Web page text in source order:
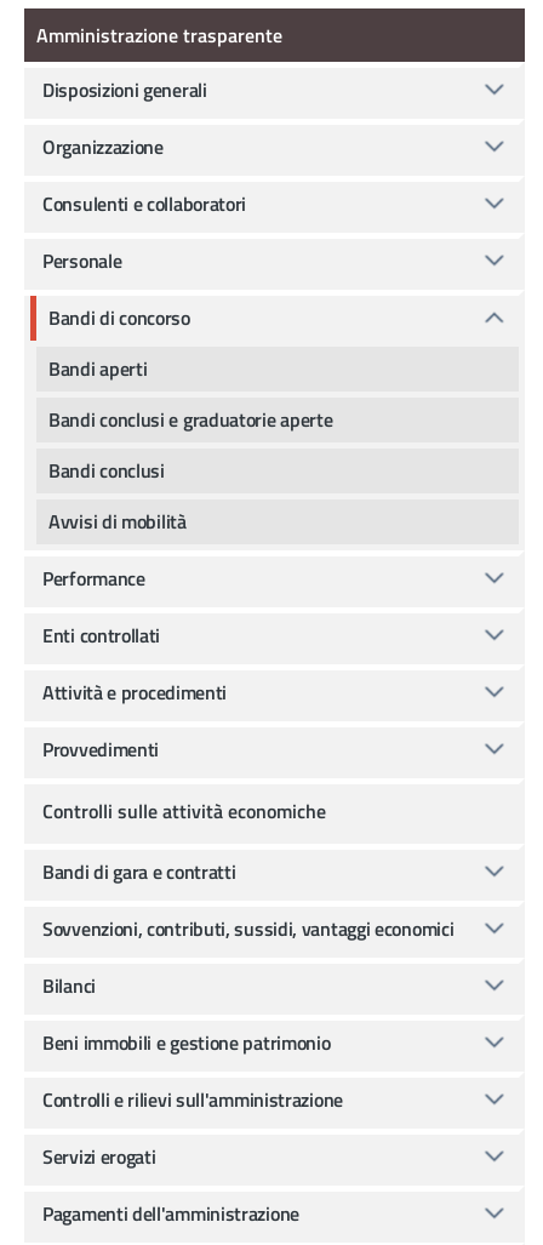
Amministrazione Trasparente
Amministrazione trasparente
Disposizioni generali
Organizzazione
Consulenti e collaboratori
Personale
Bandi di concorso
Bandi aperti
Bandi conclusi e graduatorie aperte
Bandi conclusi
Avvisi di mobilità
Performance
Enti controllati
Attività e procedimenti
Provvedimenti
Controlli sulle attività economiche
Bandi di gara e contratti
Sovvenzioni, contributi, sussidi, vantaggi economici
Bilanci
Beni immobili e gestione patrimonio
Controlli e rilievi sull'amministrazione
Servizi erogati
Pagamenti dell'amministrazione